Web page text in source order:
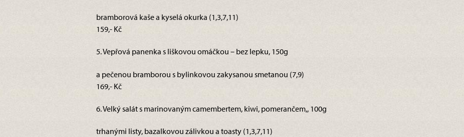
bramborová kaše a kyselá okurka (1,3,7,11)
159,- Kč
5. Vepřová panenka s liškovou omáčkou – bez lepku, 150g
a pečenou bramborou s bylinkovou zakysanou smetanou (7,9)
169,- Kč
6. Velký salát s marinovaným camembertem, kiwi, pomerančem,, 100g
trhanými listy, bazalkovou zálivkou a toasty (1,3,7,11)